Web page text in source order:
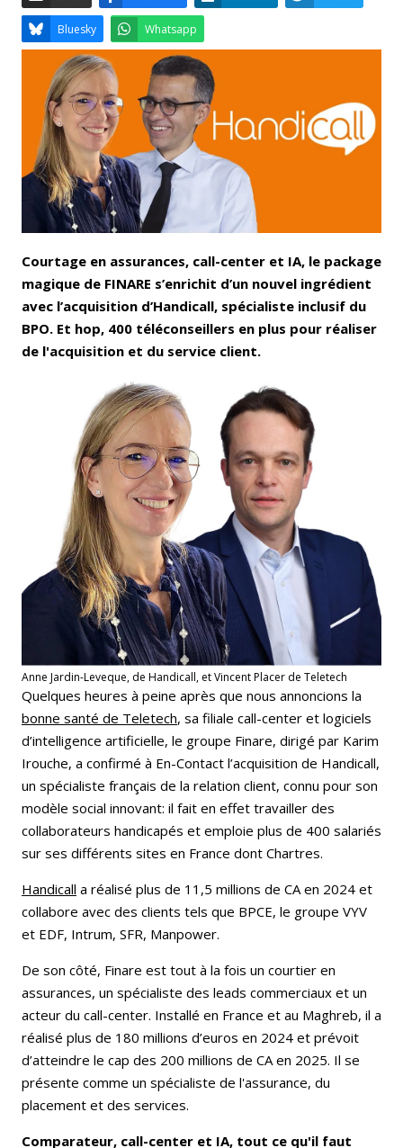
Email Facebook LinkedIn
Bluesky Whatsapp
Courtage en assurances, call-center et IA, le package
magique de FINARE s’enrichit d’un nouvel ingrédient
avec l’acquisition d’Handicall, spécialiste inclusif du
BPO. Et hop, 400 téléconseillers en plus pour réaliser
de l'acquisition et du service client.
Anne Jardin-Leveque, de Handicall, et Vincent Placer de Teletech
Quelques heures à peine après que nous annoncions la
bonne santé de Teletech, sa filiale call-center et logiciels
d’intelligence artificielle, le groupe Finare, dirigé par Karim
Irouche, a confirmé à En-Contact l’acquisition de Handicall,
un spécialiste français de la relation client, connu pour son
modèle social innovant: il fait en effet travailler des
collaborateurs handicapés et emploie plus de 400 salariés
sur ses différents sites en France dont Chartres.
Handicall a réalisé plus de 11,5 millions de CA en 2024 et
collabore avec des clients tels que BPCE, le groupe VYV
et EDF, Intrum, SFR, Manpower.
De son côté, Finare est tout à la fois un courtier en
assurances, un spécialiste des leads commerciaux et un
acteur du call-center. Installé en France et au Maghreb, il a
réalisé plus de 180 millions d’euros en 2024 et prévoit
d’atteindre le cap des 200 millions de CA en 2025. Il se
présente comme un spécialiste de l'assurance, du
placement et des services.
Comparateur, call-center et IA, tout ce qu'il faut